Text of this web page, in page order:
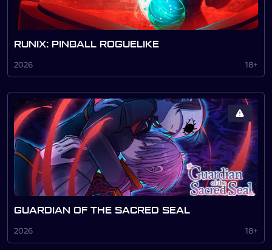
RUNIX: PINBALL ROGUELIKE
2026 18+
GUARDIAN OF THE SACRED SEAL
2026 18+